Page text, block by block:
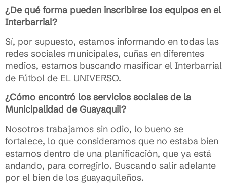
¿De qué forma pueden inscribirse los equipos en el
Interbarrial?
Sí, por supuesto, estamos informando en todas las
redes sociales municipales, cuñas en diferentes
medios, estamos buscando masificar el Interbarrial
de Fútbol de EL UNIVERSO.
¿Cómo encontró los servicios sociales de la
Municipalidad de Guayaquil?
Nosotros trabajamos sin odio, lo bueno se
fortalece, lo que consideramos que no estaba bien
estamos dentro de una planificación, que ya está
andando, para corregirlo. Buscando salir adelante
por el bien de los guayaquileños.